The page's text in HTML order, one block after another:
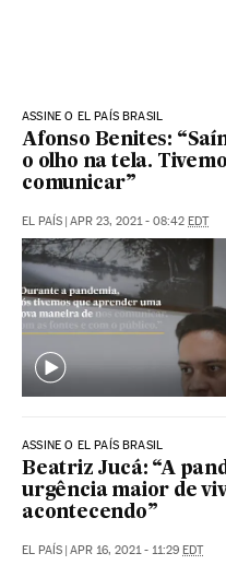
ASSINE O EL PAÍS BRASIL
Afonso Benites:
o olho na tela.
comunicar”
EL PAÍS | APR 23, 2021 - 08:42 EDT
ASSINE O EL PAÍS BRASIL
Beatriz Jucá: “A
urgência maior de
acontecendo”
EL PAÍS | APR 16, 2021 - 11:29 EDT